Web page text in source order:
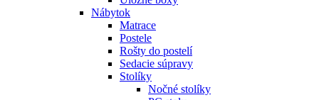
Nábytok
Matrace
Postele
Rošty do postelí
Sedacie súpravy
Stolíky
Nočné stolíky